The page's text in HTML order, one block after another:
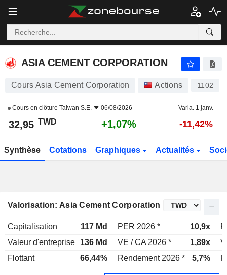
ASIA CEMENT CORPORATION
Cours Asia Cement Corporation Actions 1102
Cours en clôture Taiwan S.E. 06/08/2026 Varia. 1 janv.
32,95 TWD +1,07% -11,42%
Synthèse Cotations Graphiques Actualités
Valorisation: Asia Cement Corporation
Capitalisation 117 Md PER 2026 * 10,9x
Valeur d'entreprise
136 Md VE / CA 2026 * 1,89x
Flottant
66,44% Rendement 2026 * 5,7%